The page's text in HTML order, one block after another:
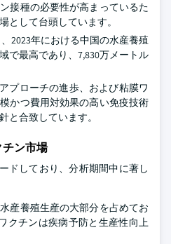
接種の必要性が高まっているた
として台頭しています。
2023年における中国の水産養殖
で最高であり、7,830万メートル
プローチの進歩、および粘膜ワ
かつ費用対効果の高い免疫技術
と合致しています。
ン市場
ドしており、分析期間中に著し
産養殖生産の大部分を占めてお
クチンは疾病予防と生産性向上